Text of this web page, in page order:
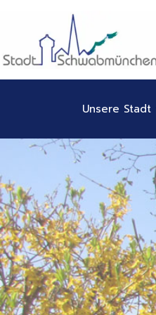
springen
Unsere Stadt